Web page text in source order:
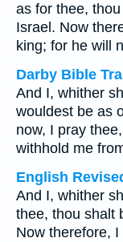
as for thee,
Israel. Now
king; for he will
Darby Bible
And I, whither
wouldest be as
now, I pray
withhold me
English
And I, whither
thee, thou shalt
Now therefore,